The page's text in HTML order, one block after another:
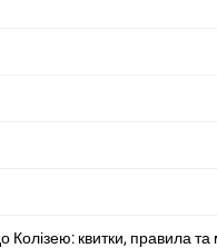
Колізею: квитки, правила